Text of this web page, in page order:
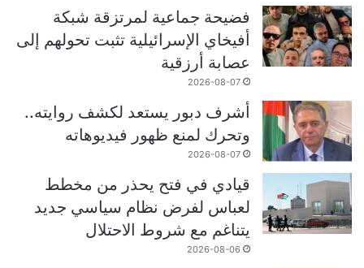
فضيحة جماعية لمرتزقة شبكة
أفيخاي الإسرائيلية تثبت تحولهم إلى
عصابة أرزقية
2026-08-07
أشرف دبور يستعد لكشف روايته..
وتحرك لمنع ظهور فيديوهاته
2026-08-07
قيادي في فتح يحذر من مخطط
لعباس لفرض نظام سياسي جديد
يتناغم مع شروط الاحتلال
2026-08-06